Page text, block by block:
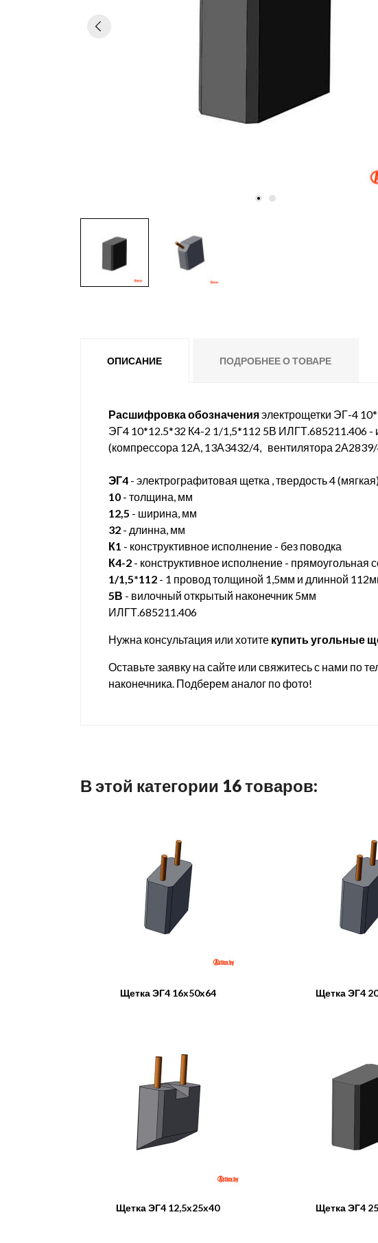
ОПИСАНИЕ ПОДРОБНЕЕ О ТОВАРЕ
Расшифровка обозначенияэлектрощетки ЭГ-4
ЭГ4 10*12.5*32 К4-2 1/1,5*112 5В ИЛГТ.685211.406 -
(компрессора 12А, 13А3432/4, вентилятора
ЭГ4 - электрографитовая щетка , твердость 4
10 - толщина, мм
12,5 - ширина, мм
32 - длинна, мм
К1 - конструктивное исполнение - без поводка
К4-2 - конструктивное исполнение - прямоугольная
1/1,5*112 - 1 провод толщиной 1,5мм и длинной
5В - вилочный открытый наконечник 5мм
ИЛГТ.685211.406
Нужна консультация или хотите купить угольные
Оставьте заявку на сайте или свяжитесь с нами
наконечника. Подберем аналог по фото!
В этой категории 16 товаров:
Щетка ЭГ4 16x50x64 Щетка ЭГ4
Щетка ЭГ4 12,5x25x40 Щетка ЭГ4